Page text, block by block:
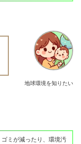
地球環境を知りたい
ミが減ったり、環境汚